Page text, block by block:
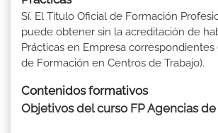
Sí. El Título Oficial de Formación
puede obtener sin la acreditación de
Prácticas en Empresa
de Formación en Centros de Trabajo).
Contenidos formativos
Objetivos del curso FP Agencias de